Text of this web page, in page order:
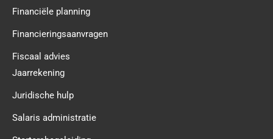
Financiële planning
Financieringsaanvragen
Fiscaal advies
Jaarrekening
Juridische hulp
Salaris administratie